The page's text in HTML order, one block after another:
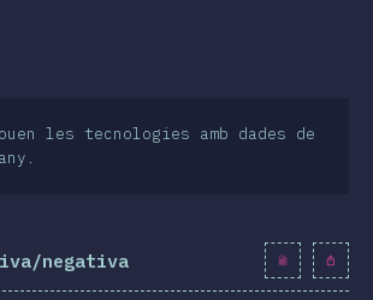
les tecnologies amb dades de
negativa